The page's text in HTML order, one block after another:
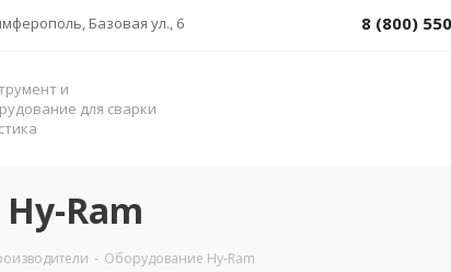
Базовая ул., 6 8 (800)
и
для сварки
Ram
- Оборудование Hy-Ram